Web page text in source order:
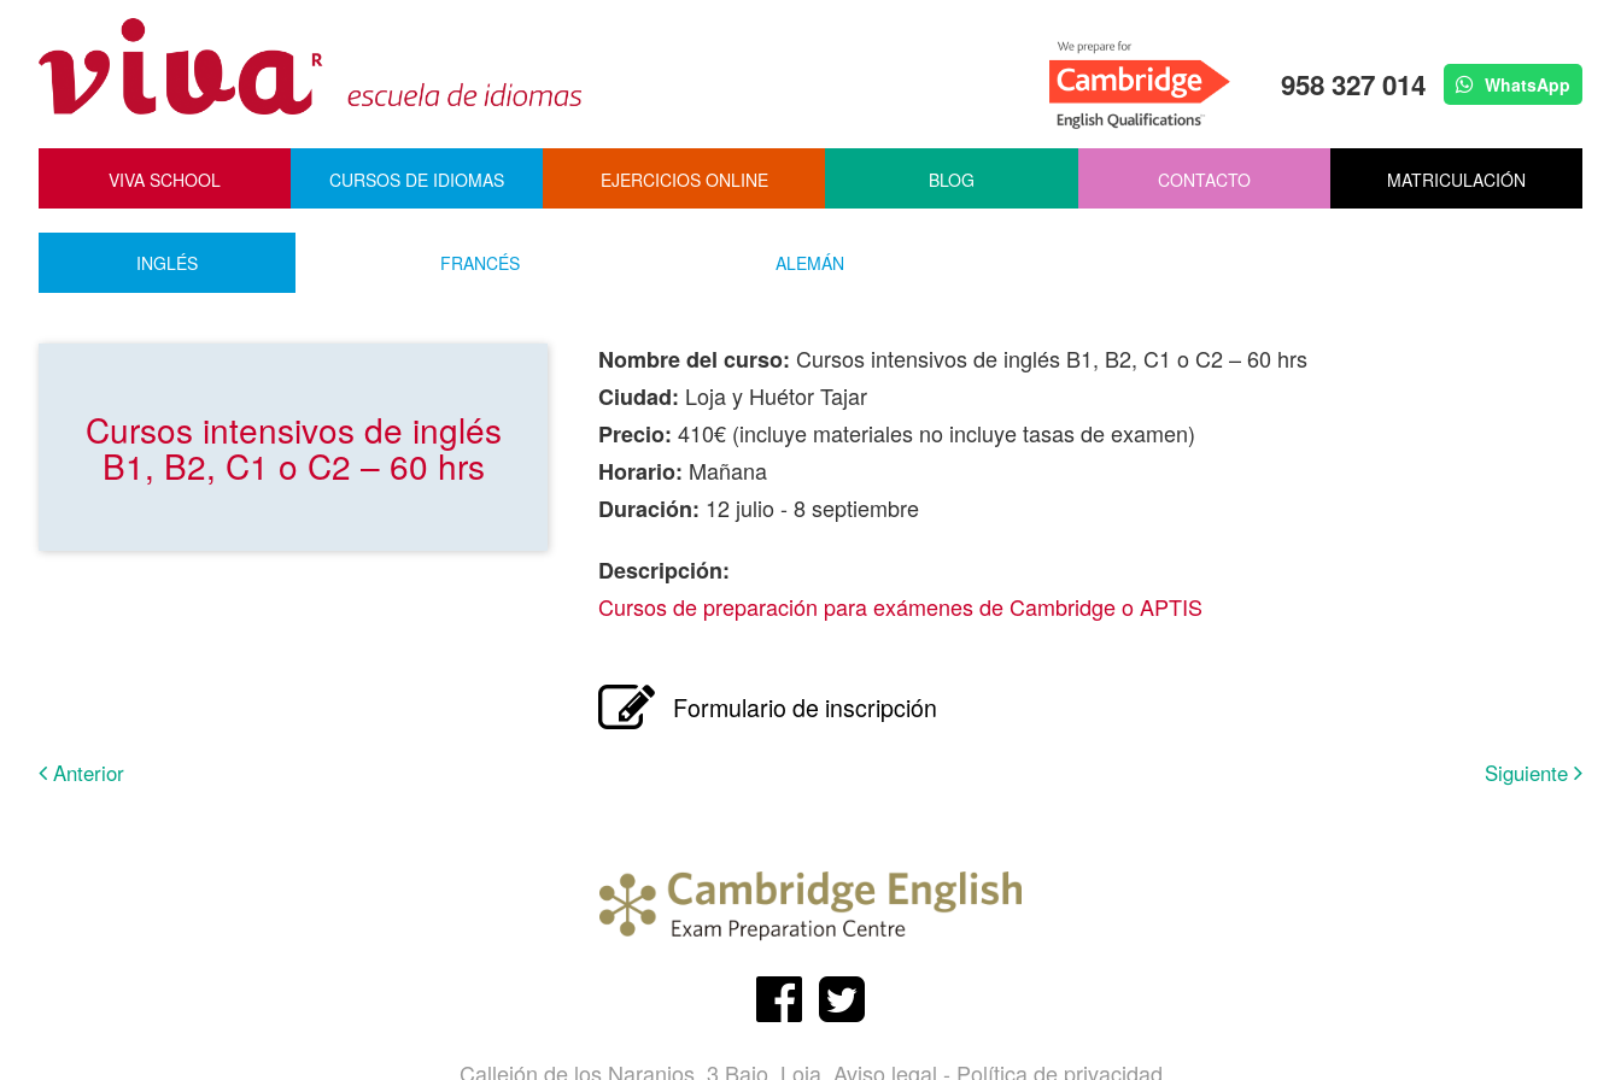
958 327 014 WhatsApp
VIVA SCHOOL CURSOS DE IDIOMAS EJERCICIOS ONLINE BLOG CONTACTO MATRICULACIÓN
INGLÉS FRANCÉS ALEMÁN
Cursos intensivos de inglés
B1, B2, C1 o C2 – 60 hrs
Nombre del curso: Cursos intensivos de inglés B1, B2, C1 o C2 – 60 hrs
Ciudad: Loja y Huétor Tajar
Precio: 410€ (incluye materiales no incluye tasas de examen)
Horario: Mañana
Duración: 12 julio - 8 septiembre
Descripción:
Cursos de preparación para exámenes de Cambridge o APTIS
Formulario de inscripción
Anterior Siguiente
Callejón de los Naranjos, 3 Bajo. Loja. Aviso legal - Política de privacidad